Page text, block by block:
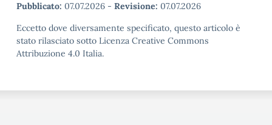
Pubblicato: 07.07.2026 - Revisione: 07.07.2026
Eccetto dove diversamente specificato, questo articolo è
stato rilasciato sotto Licenza Creative Commons
Attribuzione 4.0 Italia.